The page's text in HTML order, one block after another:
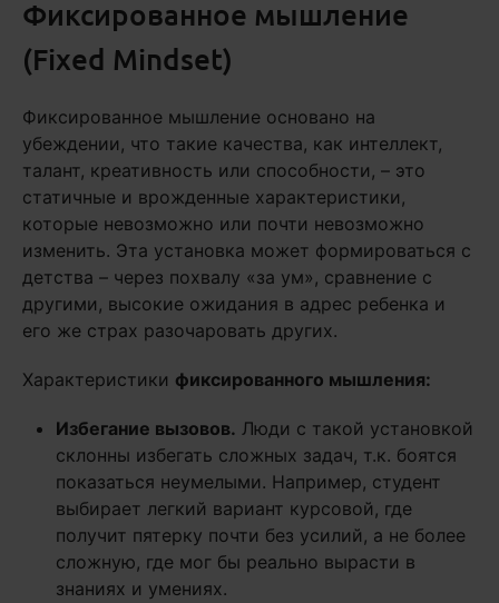
Фиксированное мышление
(Fixed Mindset)
Фиксированное мышление основано на
убеждении, что такие качества, как интеллект,
талант, креативность или способности, – это
статичные и врожденные характеристики,
которые невозможно или почти невозможно
изменить. Эта установка может формироваться с
детства – через похвалу «за ум», сравнение с
другими, высокие ожидания в адрес ребенка и
его же страх разочаровать других.
Характеристики фиксированного мышления:
Избегание вызовов. Люди с такой установкой
склонны избегать сложных задач, т.к. боятся
показаться неумелыми. Например, студент
выбирает легкий вариант курсовой, где
получит пятерку почти без усилий, а не более
сложную, где мог бы реально вырасти в
знаниях и умениях.